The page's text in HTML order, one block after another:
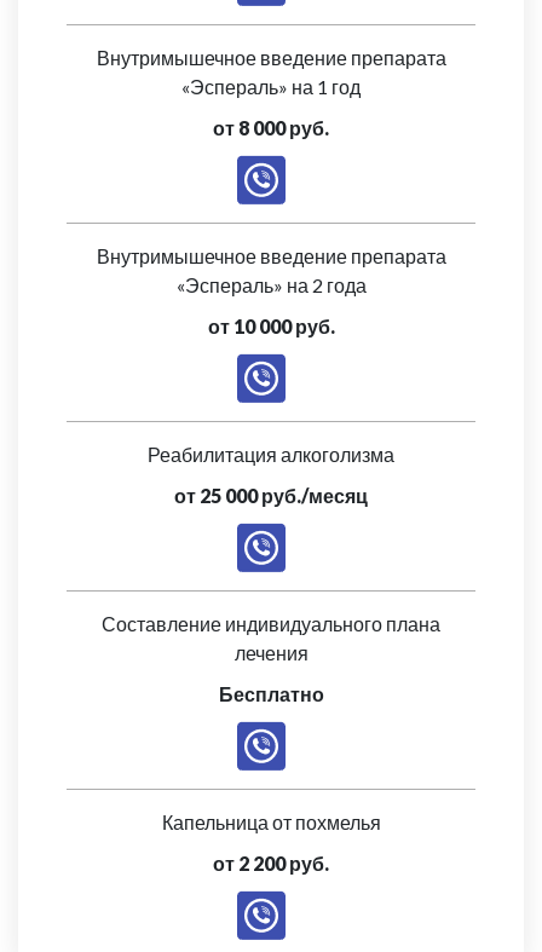
Внутримышечное введение препарата
«Эспераль» на 1 год
от 8 000 руб.
Внутримышечное введение препарата
«Эспераль» на 2 года
от 10 000 руб.
Реабилитация алкоголизма
от 25 000 руб./месяц
Составление индивидуального плана
лечения
Бесплатно
Капельница от похмелья
от 2 200 руб.